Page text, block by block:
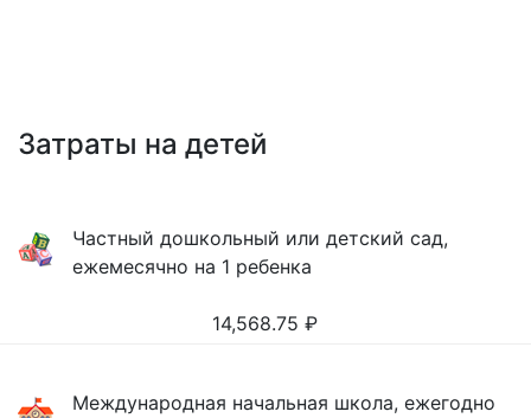
Затраты на детей
Частный дошкольный или детский сад,
ежемесячно на 1 ребенка
14,568.75 ₽
Международная начальная школа, ежегодно